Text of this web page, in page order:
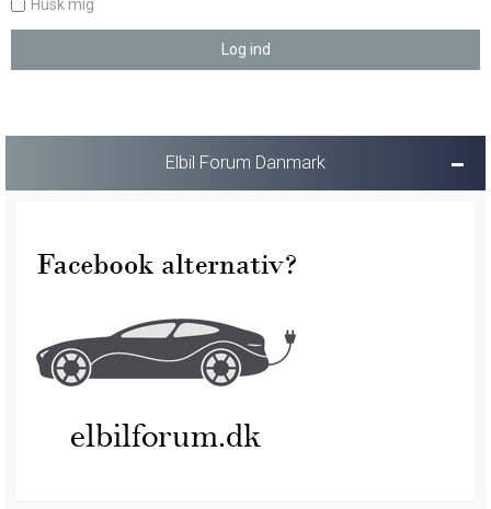
Husk mig
Elbil Forum Danmark